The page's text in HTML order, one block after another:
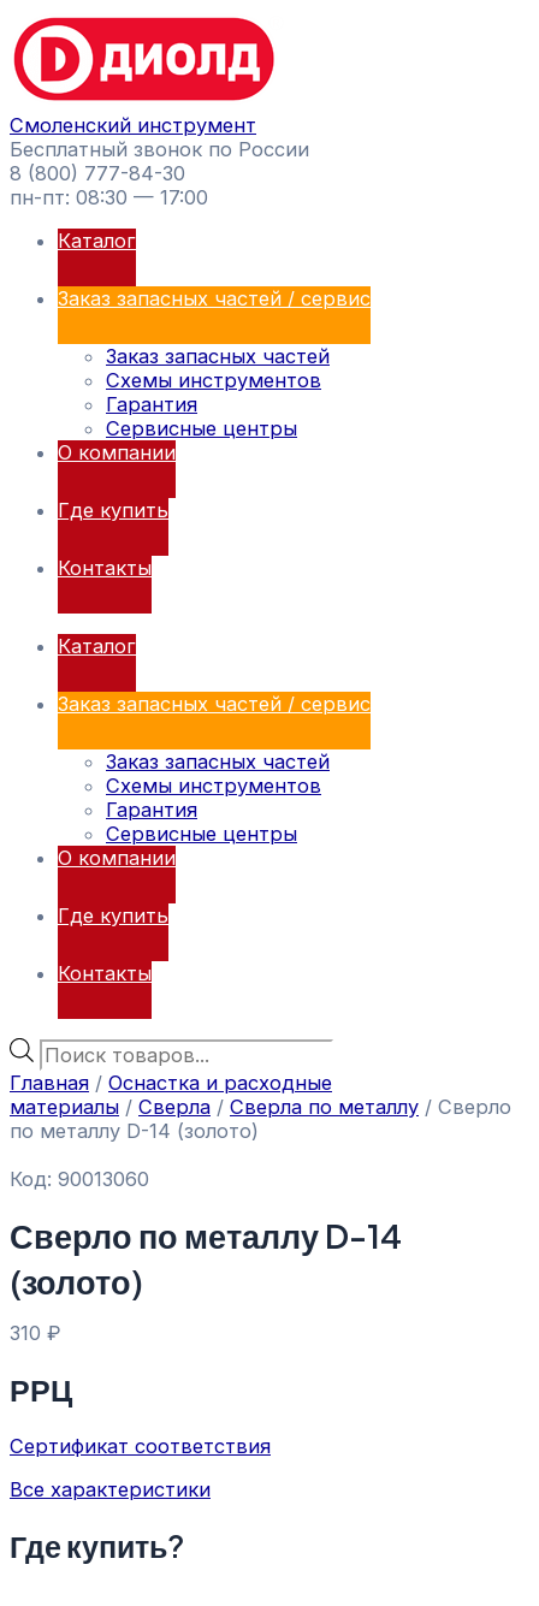
Перейти
к
содержимому
Смоленский инструмент
Бесплатный звонок по России
8 (800) 777-84-30
пн-пт: 08:30 — 17:00
Каталог
Заказ запасных частей / сервис
Заказ запасных частей
Схемы инструментов
Гарантия
Сервисные центры
О компании
Где купить
Контакты
Каталог
Заказ запасных частей / сервис
Заказ запасных частей
Схемы инструментов
Гарантия
Сервисные центры
О компании
Где купить
Контакты
Поиск
товаров
Главная / Оснастка и расходные
материалы / Сверла / Сверла по металлу / Сверло
по металлу D-14 (золото)
Код: 90013060
Сверло по металлу D-14
(золото)
310 ₽
РРЦ
Сертификат соответствия
Все характеристики
Где купить?